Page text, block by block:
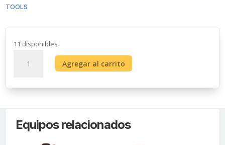
TOOLS
11 disponibles
de
Agregar al carrito
Equipos relacionados